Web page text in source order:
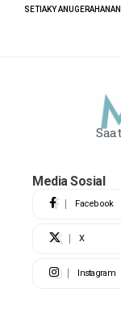
SETIAKY
Media Sosial
Facebook
X
Instagram